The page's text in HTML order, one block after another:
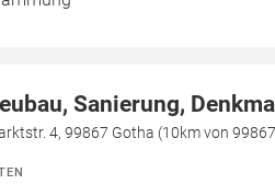
Sanierung,
4, 99867 Gotha (10km von